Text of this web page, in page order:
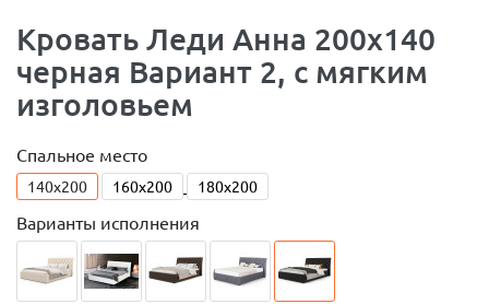
Кровать Леди Анна 200x140
черная Вариант 2, с мягким
изголовьем
Спальное место
140x200 160x200 180x200
Варианты исполнения